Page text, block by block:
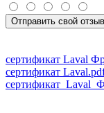
Отправить свой отзыв
сертификат Laval
сертификат